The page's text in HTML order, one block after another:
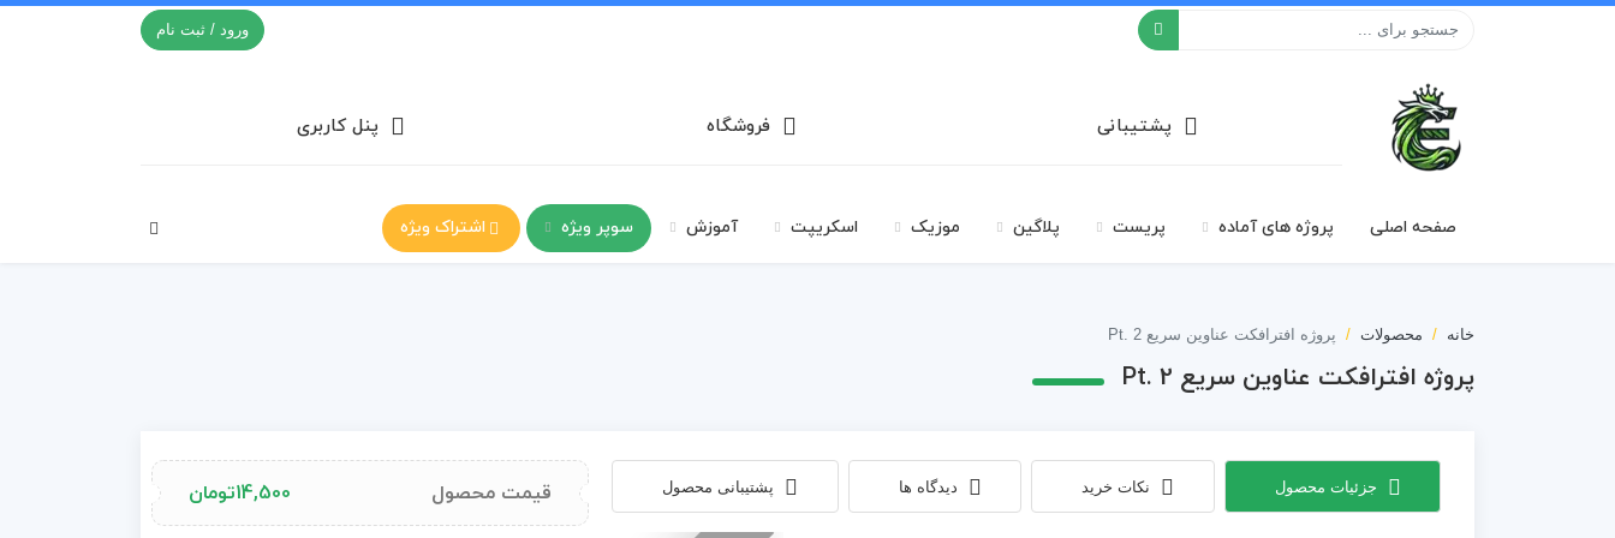
ورود / ثبت نام
پشتیبانی فروشگاه پنل کاربری
صفحه اصلی پروژه های آماده پریست پلاگین موزیک اسکریپت آموزش سوپر ویژه اشتراک ویژه
خانه محصولات پروژه افترافکت عناوین سریع Pt. 2
پروژه افترافکت عناوین سریع Pt. 2
جزئیات محصول نکات خرید دیدگاه ها پشتیبانی محصول قیمت محصول 14,500تومان